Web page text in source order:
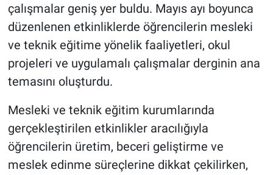
çalışmalar geniş yer buldu. Mayıs ayı boyunca
düzenlenen etkinliklerde öğrencilerin mesleki
ve teknik eğitime yönelik faaliyetleri, okul
projeleri ve uygulamalı çalışmalar derginin ana
temasını oluşturdu.
Mesleki ve teknik eğitim kurumlarında
gerçekleştirilen etkinlikler aracılığıyla
öğrencilerin üretim, beceri geliştirme ve
meslek edinme süreçlerine dikkat çekilirken,
Çevre
Haberde İnsan